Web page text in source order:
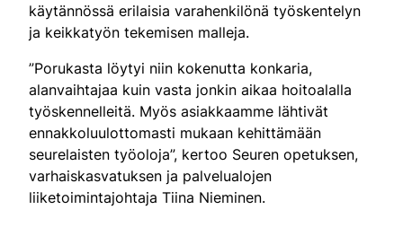
käytännössä erilaisia varahenkilönä työskentelyn
ja keikkatyön tekemisen malleja.
”Porukasta löytyi niin kokenutta konkaria,
alanvaihtajaa kuin vasta jonkin aikaa hoitoalalla
työskennelleitä. Myös asiakkaamme lähtivät
ennakkoluulottomasti mukaan kehittämään
seurelaisten työoloja”, kertoo Seuren opetuksen,
varhaiskasvatuksen ja palvelualojen
liiketoimintajohtaja Tiina Nieminen.